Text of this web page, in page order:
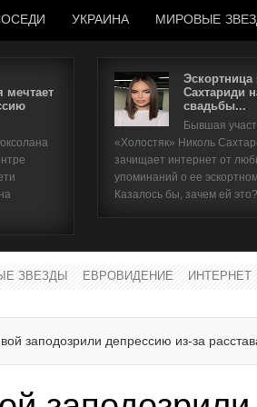
УКРАИНА МИРОВЫЕ
мечтает
Эскортница
Сахтариди
свадьбы...
Бывшая
«Холостяк» Николь
зачищает интернет от
упоминаний о ее
Казалось бы, зачем ей это?
ЗВЕЗДЫ ЕВРОВИДЕНИЕ ИНТЕРНЕТ
заподозрили депрессию из-за